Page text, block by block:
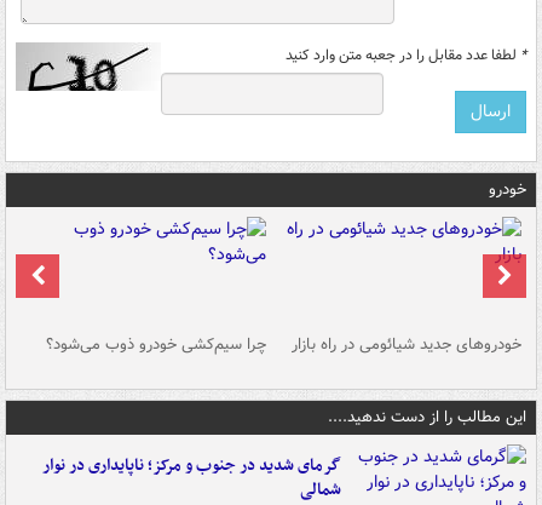
* لطفا عدد مقابل را در جعبه متن وارد کنید
خودرو
خودروهای جدید شیائومی در راه بازار چرا سیم‌کشی خودرو ذوب می‌شود؟
این مطالب را از دست ندهید....
گرمای شدید در جنوب و مرکز؛ ناپایداری در نوار
شمالی